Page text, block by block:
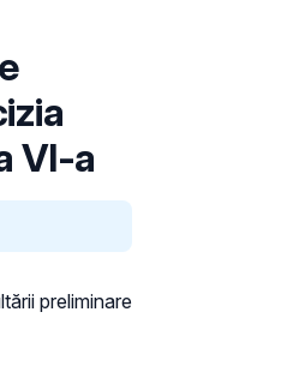
VI-a
preliminare